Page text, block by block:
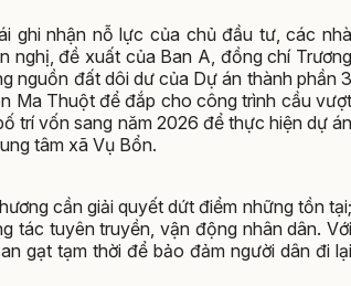
ghi nhận nỗ lực của chủ đầu tư, các nhà
nghị, đề xuất của Ban A, đồng chí Trương
nguồn đất dôi dư của Dự án thành phần 3
Ma Thuột để đắp cho công trình cầu vượt
trí vốn sang năm 2026 để thực hiện dự án
tâm xã Vụ Bổn.
cần giải quyết dứt điểm những tồn tại;
tác tuyên truyền, vận động nhân dân. Với
gạt tạm thời để bảo đảm người dân đi lại